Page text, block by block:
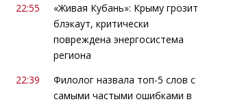
22:55
«Живая Кубань»: Крыму грозит
блэкаут, критически
повреждена энергосистема
региона
22:39
Филолог назвала топ-5 слов с
самыми частыми ошибками в